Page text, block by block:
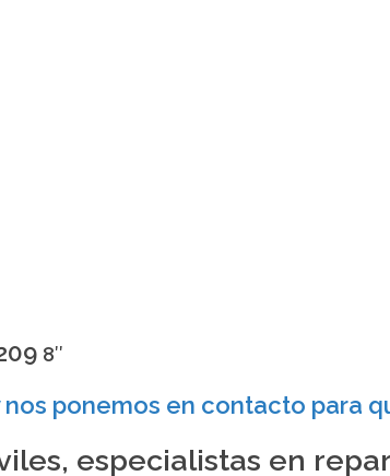
8″
ponemos en contacto para
especialistas en